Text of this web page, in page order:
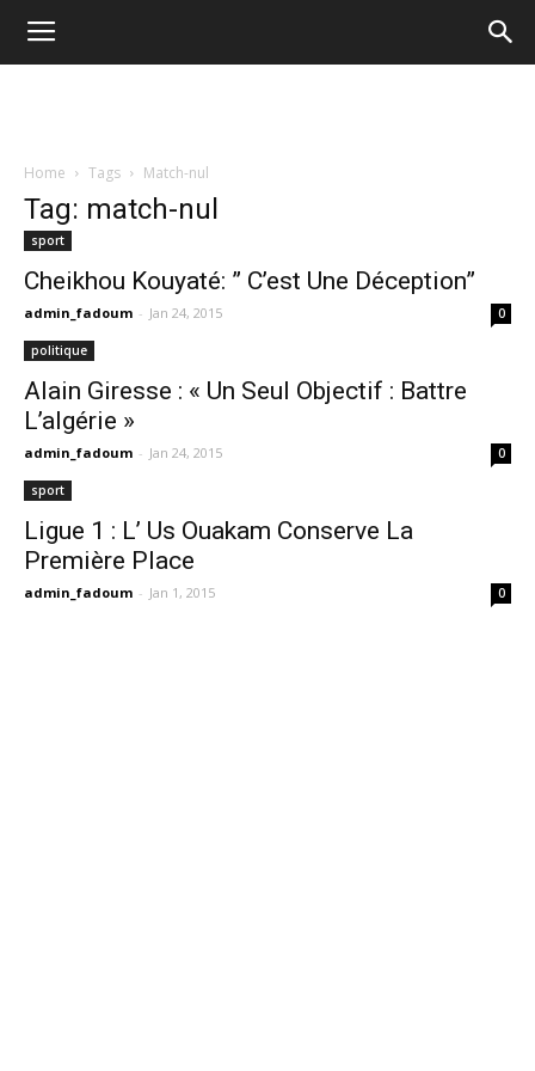
Home Tags Match-nul
Tag: match-nul
sport
Cheikhou Kouyaté: ” C’est Une Déception”
admin_fadoum - Jan 24, 2015 0
politique
Alain Giresse : « Un Seul Objectif : Battre
L’algérie »
admin_fadoum - Jan 24, 2015 0
sport
Ligue 1 : L’ Us Ouakam Conserve La
Première Place
admin_fadoum - Jan 1, 2015 0